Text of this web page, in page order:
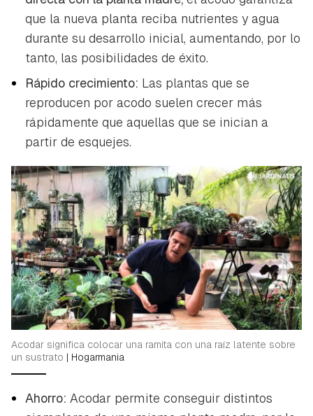
que la nueva planta reciba nutrientes y agua
durante su desarrollo inicial, aumentando, por lo
tanto, las posibilidades de éxito.
Rápido crecimiento: Las plantas que se
reproducen por acodo suelen crecer más
rápidamente que aquellas que se inician a
partir de esquejes.
Acodar significa colocar una ramita con una raíz latente sobre
un sustrato | Hogarmania
Ahorro: Acodar permite conseguir distintos